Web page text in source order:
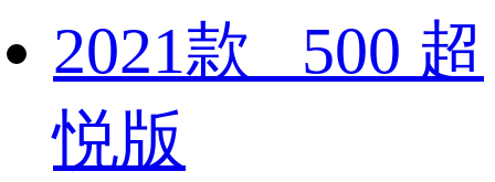
2021款 500 超
悦版